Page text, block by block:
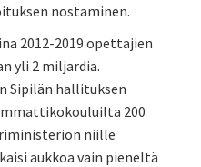
nostaminen.
2012-2019 opettajien
yli 2 miljardia.
Sipilän hallituksen
200
niille
aukkoa vain pieneltä